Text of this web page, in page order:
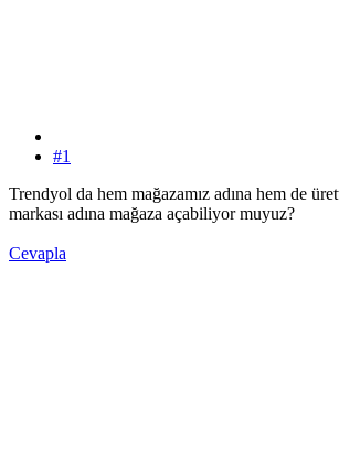
#1
Trendyol da hem mağazamız adına hem de
markası adına mağaza açabiliyor muyuz?
Cevapla